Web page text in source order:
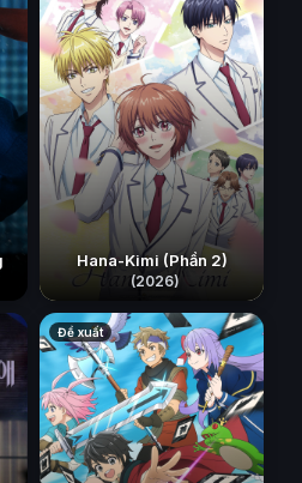
Hana-Kimi (Phần 2)
(2026)
Đề xuất